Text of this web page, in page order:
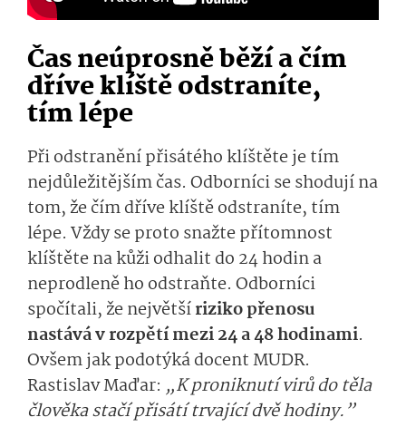
Čas neúprosně běží a čím
dříve klíště odstraníte,
tím lépe
Při odstranění přisátého klíštěte je tím
nejdůležitějším čas. Odborníci se shodují na
tom, že čím dříve klíště odstraníte, tím
lépe. Vždy se proto snažte přítomnost
klíštěte na kůži odhalit do 24 hodin a
neprodleně ho odstraňte. Odborníci
spočítali, že největšíriziko přenosu
nastává v rozpětí mezi 24 a 48 hodinami.
Ovšem jak podotýká docent MUDR.
Rastislav Maďar: „K proniknutí virů do těla
člověka stačí přisátí trvající dvě hodiny.”